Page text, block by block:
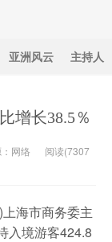
亚洲风云 主持人
增长38.5％
网络 阅读(7307
海市商务委主
入境游客424.8